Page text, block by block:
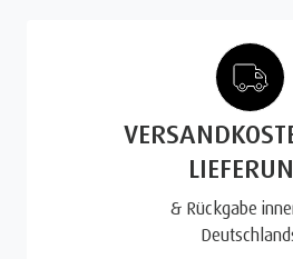
& Rückgabe